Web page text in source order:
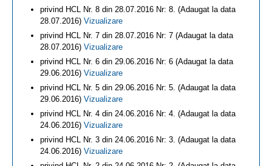
privind HCL Nr. 8 din 28.07.2016 Nr: 8. (Adaugat la data
28.07.2016) Vizualizare
privind HCL Nr. 7 din 28.07.2016 Nr: 7 (Adaugat la data
28.07.2016) Vizualizare
privind HCL Nr. 6 din 29.06.2016 Nr: 6 (Adaugat la data
29.06.2016) Vizualizare
privind HCL Nr. 5 din 29.06.2016 Nr: 5. (Adaugat la data
29.06.2016) Vizualizare
privind HCL Nr. 4 din 24.06.2016 Nr: 4. (Adaugat la data
24.06.2016) Vizualizare
privind HCL Nr. 3 din 24.06.2016 Nr: 3. (Adaugat la data
24.06.2016) Vizualizare